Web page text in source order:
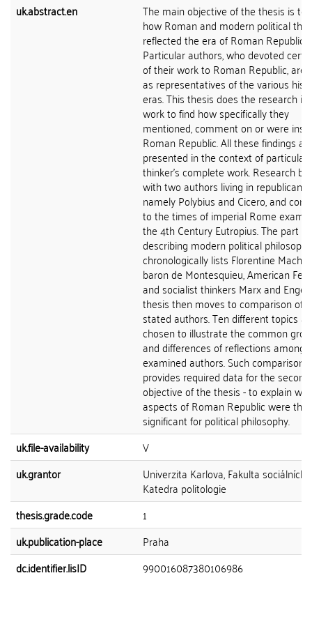
uk.abstract.en
The main objective of the thesis is to
how Roman and modern political
reflected the era of Roman Republic.
Particular authors, who devoted
of their work to Roman Republic, are
as representatives of the various
eras. This thesis does the research
work to find how specifically they
mentioned, comment on or were
Roman Republic. All these findings
presented in the context of particular
thinker's complete work. Research
with two authors living in republican
namely Polybius and Cicero, and
to the times of imperial Rome
the 4th Century Eutropius. The part
describing modern political philosophy
chronologically lists Florentine
baron de Montesquieu, American
and socialist thinkers Marx and
thesis then moves to comparison of
stated authors. Ten different topics
chosen to illustrate the common
and differences of reflections among
examined authors. Such comparison
provides required data for the
objective of the thesis - to explain
aspects of Roman Republic were
significant for political philosophy.
uk.file-availability
V
uk.grantor
Univerzita Karlova, Fakulta sociálních
Katedra politologie
thesis.grade.code
1
uk.publication-place
Praha
dc.identifier.lisID
990016087380106986